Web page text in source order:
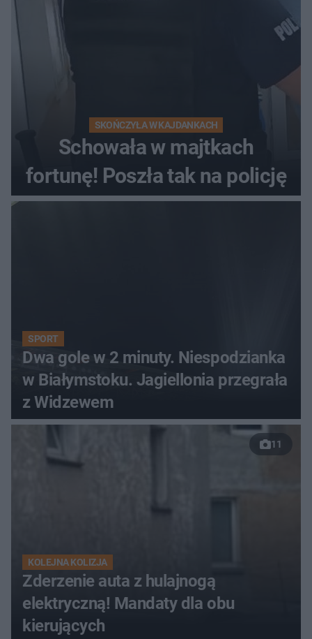
SKOŃCZYŁA W KAJDANKACH
Schowała w majtkach
fortunę! Poszła tak na policję
SPORT
Dwa gole w 2 minuty. Niespodzianka
w Białymstoku. Jagiellonia przegrała
z Widzewem
11
KOLEJNA KOLIZJA
Zderzenie auta z hulajnogą
elektryczną! Mandaty dla obu
kierujących